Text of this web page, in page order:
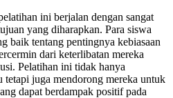
ini berjalan dengan sangat
yang diharapkan. Para siswa
baik tentang pentingnya kebiasaan
dari keterlibatan mereka
Pelatihan ini tidak hanya
tetapi juga mendorong mereka untuk
dapat berdampak positif pada